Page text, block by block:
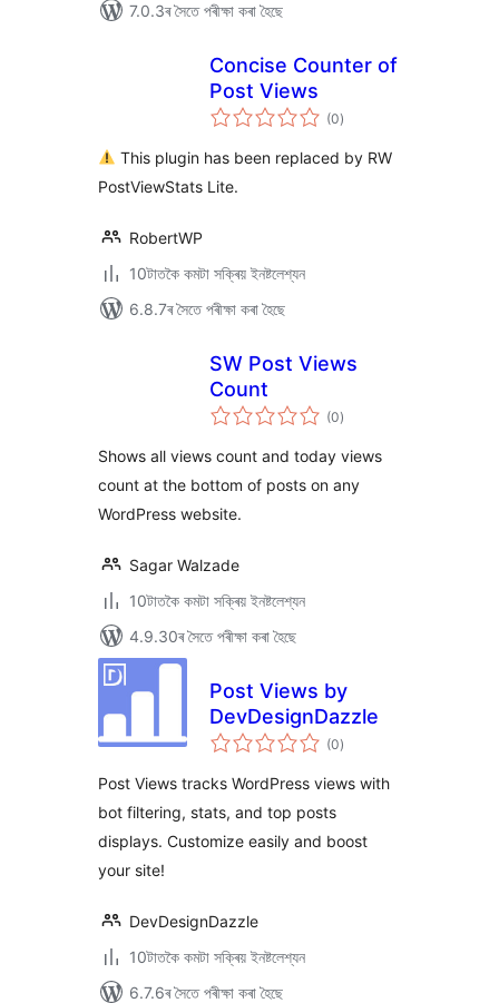
7.0.3ৰ সৈতে পৰীক্ষা কৰা হৈছে
Concise Counter of
Post Views
(0টা
মুঠ)
This plugin has been replaced by RW
PostViewStats Lite.
RobertWP
10টাতকৈ কমটা সক্ৰিয় ইনষ্টলেশ্যন
6.8.7ৰ সৈতে পৰীক্ষা কৰা হৈছে
SW Post Views
Count
(0টা
মুঠ)
Shows all views count and today views
count at the bottom of posts on any
WordPress website.
Sagar Walzade
10টাতকৈ কমটা সক্ৰিয় ইনষ্টলেশ্যন
4.9.30ৰ সৈতে পৰীক্ষা কৰা হৈছে
Post Views by
DevDesignDazzle
(0টা
মুঠ)
Post Views tracks WordPress views with
bot filtering, stats, and top posts
displays. Customize easily and boost
your site!
DevDesignDazzle
10টাতকৈ কমটা সক্ৰিয় ইনষ্টলেশ্যন
6.7.6ৰ সৈতে পৰীক্ষা কৰা হৈছে